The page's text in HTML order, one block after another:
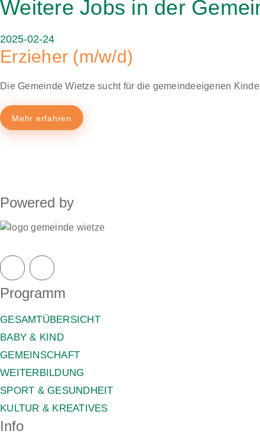
Weitere Jobs in der
2025-02-24
Erzieher (m/w/d)
Die Gemeinde Wietze sucht für die gemeindeeigenen
Mehr erfahren
Powered by
Programm
GESAMTÜBERSICHT
BABY & KIND
GEMEINSCHAFT
WEITERBILDUNG
SPORT & GESUNDHEIT
KULTUR & KREATIVES
Info